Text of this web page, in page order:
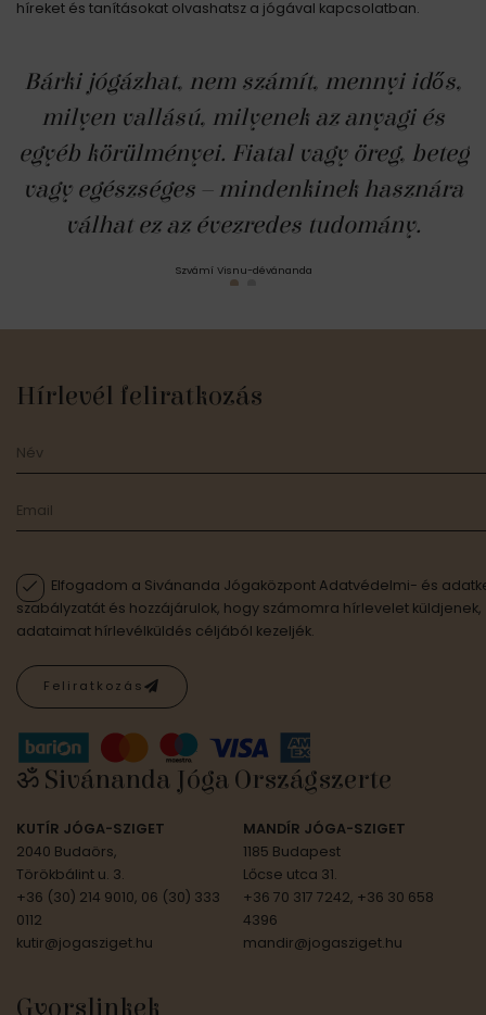
híreket és tanításokat olvashatsz a jógával kapcsolatban.
Bárki jógázhat, nem számít, mennyi idős,
milyen vallású, milyenek az anyagi és
egyéb körülményei. Fiatal vagy öreg, beteg
vagy egészséges – mindenkinek hasznára
válhat ez az évezredes tudomány.
Szvámí Visnu-dévánanda
Hírlevél feliratkozás
Elfogadom a Sivánanda Jógaközpont Adatvédelmi- és
szabályzatát és hozzájárulok, hogy számomra hírlevelet küldjenek,
adataimat hírlevélküldés céljából kezeljék.
Feliratkozás
ॐ Sivánanda Jóga Országszerte
KUTÍR JÓGA-SZIGET
2040 Budaörs,
Törökbálint u. 3.
+36 (30) 214 9010, 06 (30) 333
0112
kutir@jogasziget.hu
MANDÍR JÓGA-SZIGET
1185 Budapest
Lőcse utca 31.
+36 70 317 7242, +36 30 658
4396
mandir@jogasziget.hu
Gyorslinkek